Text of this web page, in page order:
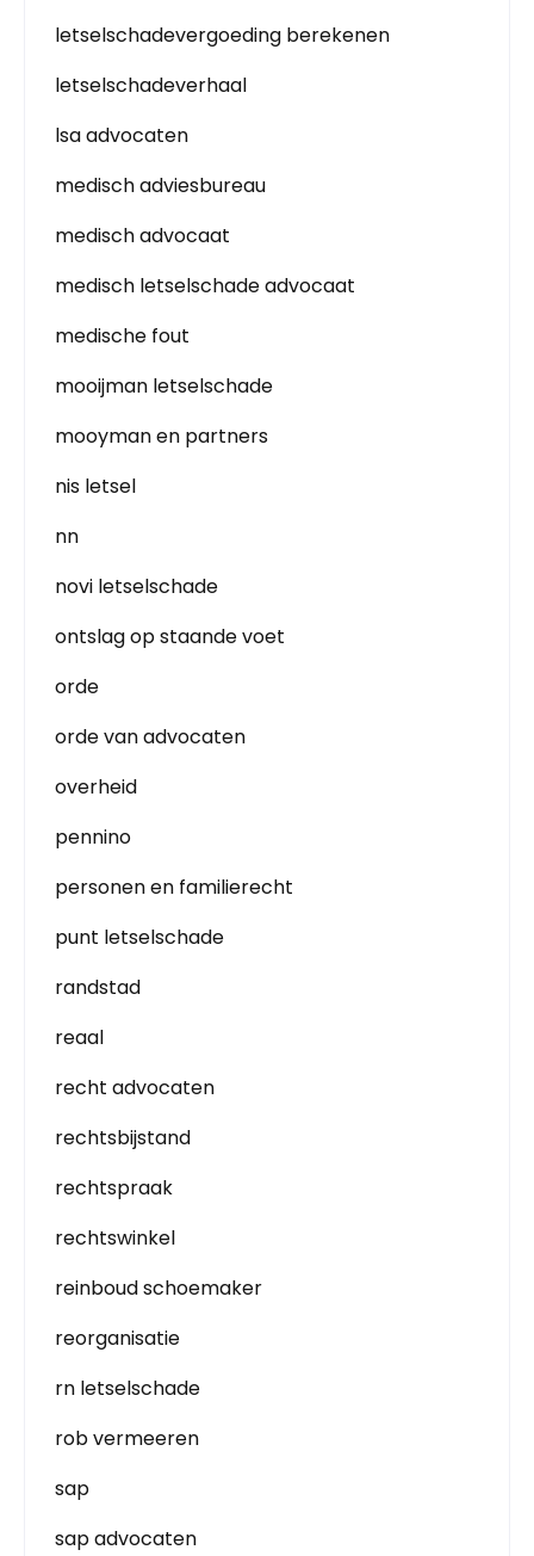
letselschadevergoeding berekenen
letselschadeverhaal
lsa advocaten
medisch adviesbureau
medisch advocaat
medisch letselschade advocaat
medische fout
mooijman letselschade
mooyman en partners
nis letsel
nn
novi letselschade
ontslag op staande voet
orde
orde van advocaten
overheid
pennino
personen en familierecht
punt letselschade
randstad
reaal
recht advocaten
rechtsbijstand
rechtspraak
rechtswinkel
reinboud schoemaker
reorganisatie
rn letselschade
rob vermeeren
sap
sap advocaten